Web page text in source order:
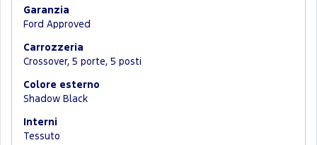
Garanzia
Ford Approved
Carrozzeria
Crossover, 5 porte, 5 posti
Colore esterno
Shadow Black
Interni
Tessuto